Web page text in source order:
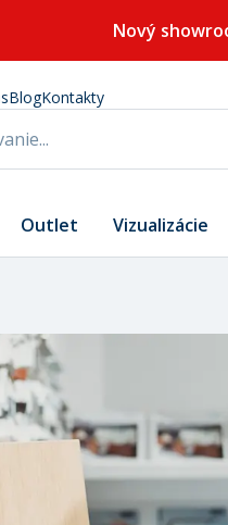
Nový
BlogKontakty
Outlet Vizualizácie